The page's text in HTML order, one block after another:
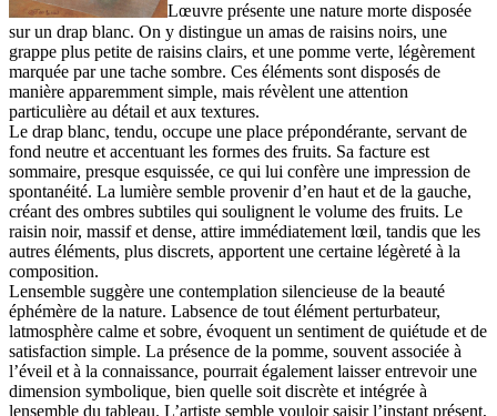
Lœuvre présente une nature morte disposée
sur un drap blanc. On y distingue un amas de raisins noirs, une
grappe plus petite de raisins clairs, et une pomme verte, légèrement
marquée par une tache sombre. Ces éléments sont disposés de
manière apparemment simple, mais révèlent une attention
particulière au détail et aux textures.
Le drap blanc, tendu, occupe une place prépondérante, servant de
fond neutre et accentuant les formes des fruits. Sa facture est
sommaire, presque esquissée, ce qui lui confère une impression de
spontanéité. La lumière semble provenir d’en haut et de la gauche,
créant des ombres subtiles qui soulignent le volume des fruits. Le
raisin noir, massif et dense, attire immédiatement lœil, tandis que les
autres éléments, plus discrets, apportent une certaine légèreté à la
composition.
Lensemble suggère une contemplation silencieuse de la beauté
éphémère de la nature. Labsence de tout élément perturbateur,
latmosphère calme et sobre, évoquent un sentiment de quiétude et de
satisfaction simple. La présence de la pomme, souvent associée à
l’éveil et à la connaissance, pourrait également laisser entrevoir une
dimension symbolique, bien quelle soit discrète et intégrée à
lensemble du tableau. L’artiste semble vouloir saisir l’instant présent,